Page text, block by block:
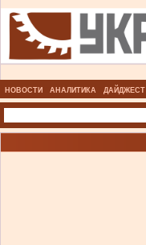
НОВОСТИ АНАЛИТИКА ДАЙДЖЕСТ